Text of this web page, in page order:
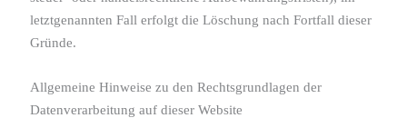
letztgenannten Fall erfolgt die Löschung nach Fortfall dieser
Gründe.
Allgemeine Hinweise zu den Rechtsgrundlagen der
Datenverarbeitung auf dieser Website